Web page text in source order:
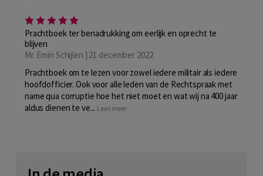
Prachtboek ter benadrukking om eerlijk en oprecht te
blijven
Mr. Emin Schijlen | 21 december 2022
Prachtboek om te lezen voor zowel iedere militair als iedere
hoofdofficier. Ook voor alle leden van de Rechtspraak met
name qua corruptie hoe het niet moet en wat wij na 400 jaar
aldus dienen te ve... Lees meer